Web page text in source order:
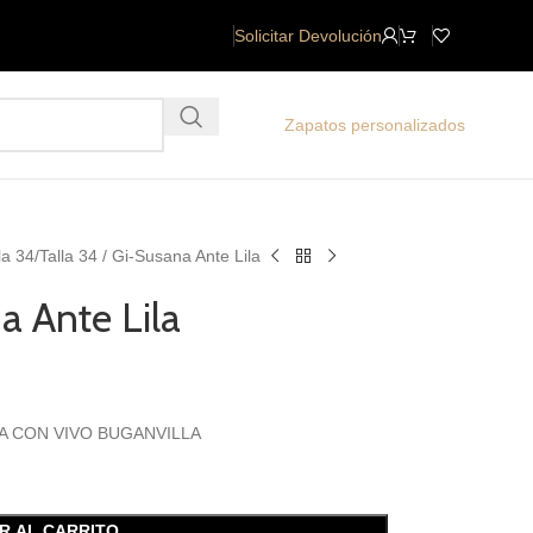
Solicitar Devolución
Zapatos personalizados
34 Talla 34 / Gi-Susana Ante Lila
Ante Lila
CON VIVO BUGANVILLA